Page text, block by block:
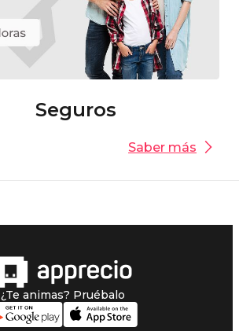
Seguros
Saber más
¿Te animas? Pruébalo